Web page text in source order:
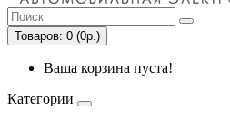
Товаров: 0 (0р.)
Ваша корзина пуста!
Категории